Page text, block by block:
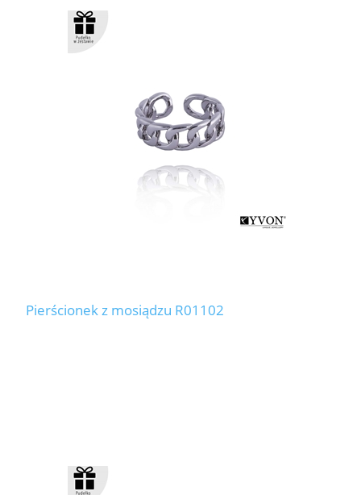
Pierścionek z mosiądzu R01102